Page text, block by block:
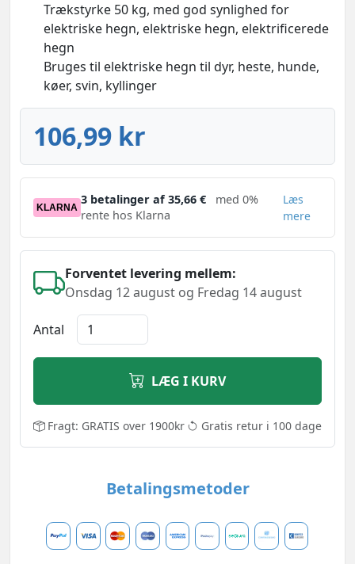
Trækstyrke 50 kg, med god synlighed for
elektriske hegn, elektriske hegn, elektrificerede
hegn
Bruges til elektriske hegn til dyr, heste, hunde,
køer, svin, kyllinger
106,99 kr
KLARNA
3 betalinger af 35,66 €
med 0%
rente hos Klarna
Læs
mere
Forventet levering mellem:
Onsdag 12 august og Fredag 14 august
Antal
LÆG I KURV
Fragt: GRATIS over 1900kr Gratis retur i 100 dage
Betalingsmetoder